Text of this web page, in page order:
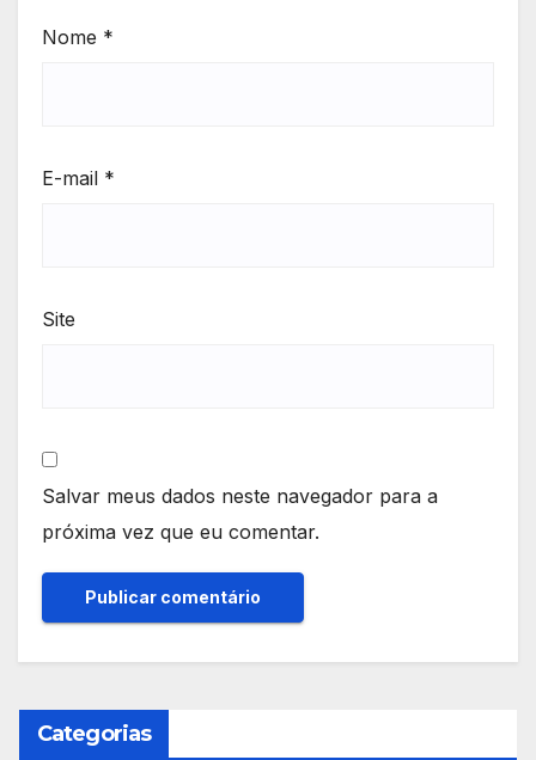
Nome *
E-mail *
Site
Salvar meus dados neste navegador para a
próxima vez que eu comentar.
Categorias